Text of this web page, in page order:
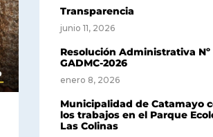
Transparencia
junio 11, 2026
Resolución Administrativa Nº
GADMC-2026
enero 8, 2026
Municipalidad de Catamayo
los trabajos en el Parque
Las Colinas